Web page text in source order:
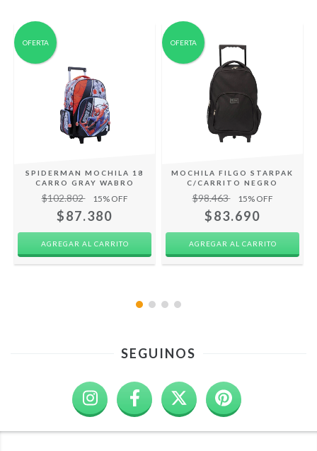
OFERTA
SPIDERMAN MOCHILA 18
CARRO GRAY WABRO
$102.802 15% OFF
$87.380
OFERTA
MOCHILA FILGO STARPAK
C/CARRITO NEGRO
$98.463 15% OFF
$83.690
SEGUINOS